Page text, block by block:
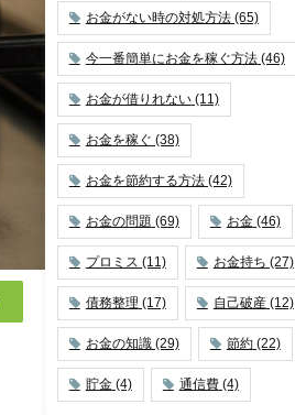
お金がない時の対処方法(65)
今一番簡単にお金を稼ぐ方法(46)
お金が借りれない(11)
お金を稼ぐ (38)
お金を節約する方法(42)
お金の問題 (69) お金(46)
プロミス (11) お金持ち (27)
債務整理 (17) 自己破産(12)
お金の知識(29) 節約(22)
貯金(4) 通信費(4)